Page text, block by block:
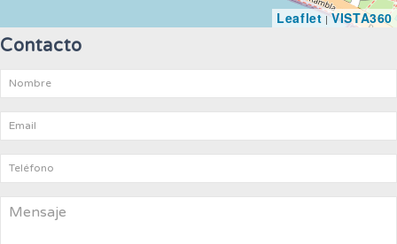
Leaflet |VISTA360
Contacto